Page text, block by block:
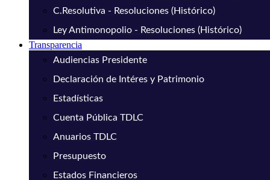
C.Resolutiva - Resoluciones (Histórico)
Ley Antimonopolio - Resoluciones (Histórico)
Transparencia
Audiencias Presidente
Declaración de Intéres y Patrimonio
Estadísticas
Cuenta Pública TDLC
Anuarios TDLC
Presupuesto
Estados Financieros